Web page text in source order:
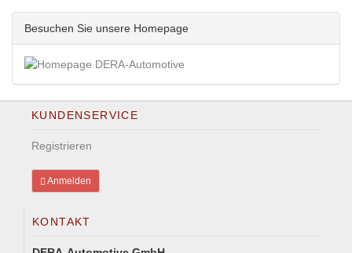
Besuchen Sie unsere Homepage
KUNDENSERVICE
Registrieren
Anmelden
KONTAKT